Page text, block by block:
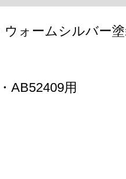
ォームシルバー
AB52409用